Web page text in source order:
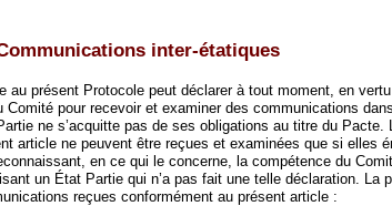
inter-étatiques
au présent Protocole peut déclarer à tout moment, en
Comité pour recevoir et examiner des communications
ne s’acquitte pas de ses obligations au titre du
article ne peuvent être reçues et examinées que si elles
en ce qui le concerne, la compétence du
un État Partie qui n’a pas fait une telle déclaration. La
reçues conformément au présent article :